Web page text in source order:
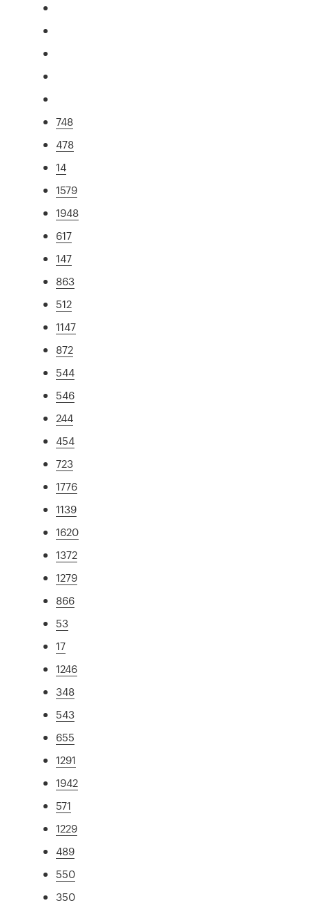
748
478
14
1579
1948
617
147
863
512
1147
872
544
546
244
454
723
1776
1139
1620
1372
1279
866
53
17
1246
348
543
655
1291
1942
571
1229
489
550
350